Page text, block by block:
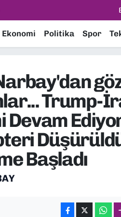
Ekonomi Politika Spor
Trump-
Devam
Başladı